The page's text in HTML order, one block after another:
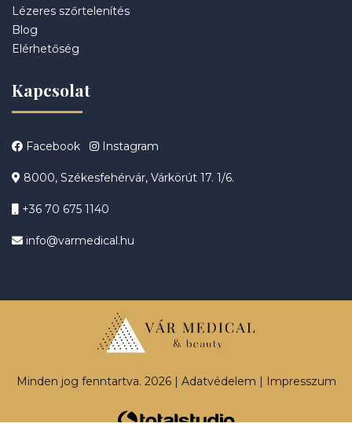
Lézeres szőrtelenítés
Blog
Elérhetőség
Kapcsolat
Facebook Instagram
8000, Székesfehérvár, Várkörút 17. 1/6.
+36 70 675 1140
info@varmedical.hu
Minden jog fenntartva. 2026 | Adatvédelem | Impresszum